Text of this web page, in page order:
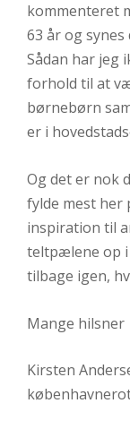
kommenteret
63 år og
Sådan har jeg
forhold til at
børnebørn
er i
Og det er nok
fylde mest her
inspiration til
teltpælene op i
tilbage igen,
Mange hilsner
Kirsten